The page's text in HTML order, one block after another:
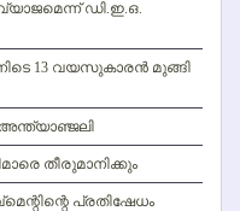
ഡി.ഇ.ഒ.
13 വയസുകാരന്‍ മുങ്ങി
തീരുമാനിക്കും
പ്രതിഷേധം